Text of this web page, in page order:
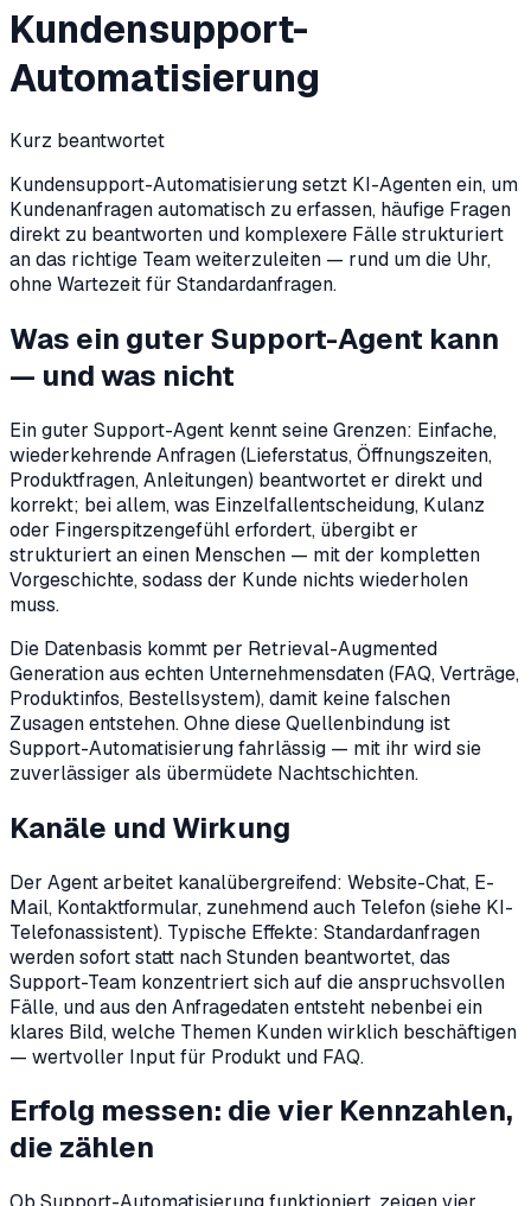
Kundensupport-
Automatisierung
Kurz beantwortet
Kundensupport-Automatisierung setzt KI-Agenten ein, um
Kundenanfragen automatisch zu erfassen, häufige Fragen
direkt zu beantworten und komplexere Fälle strukturiert
an das richtige Team weiterzuleiten — rund um die Uhr,
ohne Wartezeit für Standardanfragen.
Was ein guter Support-Agent kann
— und was nicht
Ein guter Support-Agent kennt seine Grenzen: Einfache,
wiederkehrende Anfragen (Lieferstatus, Öffnungszeiten,
Produktfragen, Anleitungen) beantwortet er direkt und
korrekt; bei allem, was Einzelfallentscheidung, Kulanz
oder Fingerspitzengefühl erfordert, übergibt er
strukturiert an einen Menschen — mit der kompletten
Vorgeschichte, sodass der Kunde nichts wiederholen
muss.
Die Datenbasis kommt per Retrieval-Augmented
Generation aus echten Unternehmensdaten (FAQ, Verträge,
Produktinfos, Bestellsystem), damit keine falschen
Zusagen entstehen. Ohne diese Quellenbindung ist
Support-Automatisierung fahrlässig — mit ihr wird sie
zuverlässiger als übermüdete Nachtschichten.
Kanäle und Wirkung
Der Agent arbeitet kanalübergreifend: Website-Chat, E-
Mail, Kontaktformular, zunehmend auch Telefon (siehe KI-
Telefonassistent). Typische Effekte: Standardanfragen
werden sofort statt nach Stunden beantwortet, das
Support-Team konzentriert sich auf die anspruchsvollen
Fälle, und aus den Anfragedaten entsteht nebenbei ein
klares Bild, welche Themen Kunden wirklich beschäftigen
— wertvoller Input für Produkt und FAQ.
Erfolg messen: die vier Kennzahlen,
die zählen